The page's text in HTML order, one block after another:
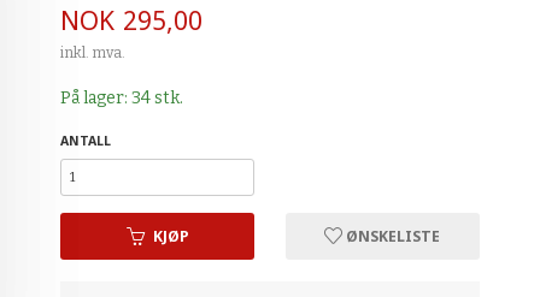
Pris
NOK 295,00
inkl. mva.
På lager: 34 stk.
ANTALL
KJØP ØNSKELISTE